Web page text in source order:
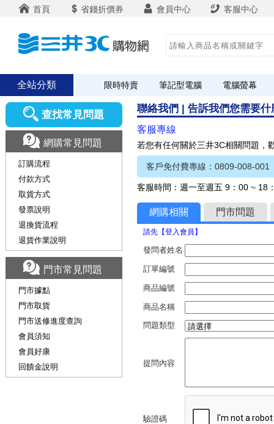
首頁 省錢折價券 會員中心 客服中心
全站分類 限時特賣 筆記型電腦 電腦螢幕
聯絡我們 | 告訴我們您需要什
客服專線
若您有任何關於三井3C相關問題，
客戶免付費專線：0809-008-001
客服時間：週一至週五 9：00 ~ 18
網購相關 門市問題
請先【登入會員】
發問者姓名
訂單編號
商品編號
商品名稱
問題類型
提問內容
驗證碼
查找常見問題
網購常見問題
訂購流程
付款方式
取貨方式
發票說明
退換貨流程
退貨作業說明
門市常見問題
門市據點
門市取貨
門市送修進度查詢
會員須知
會員好康
回饋金說明